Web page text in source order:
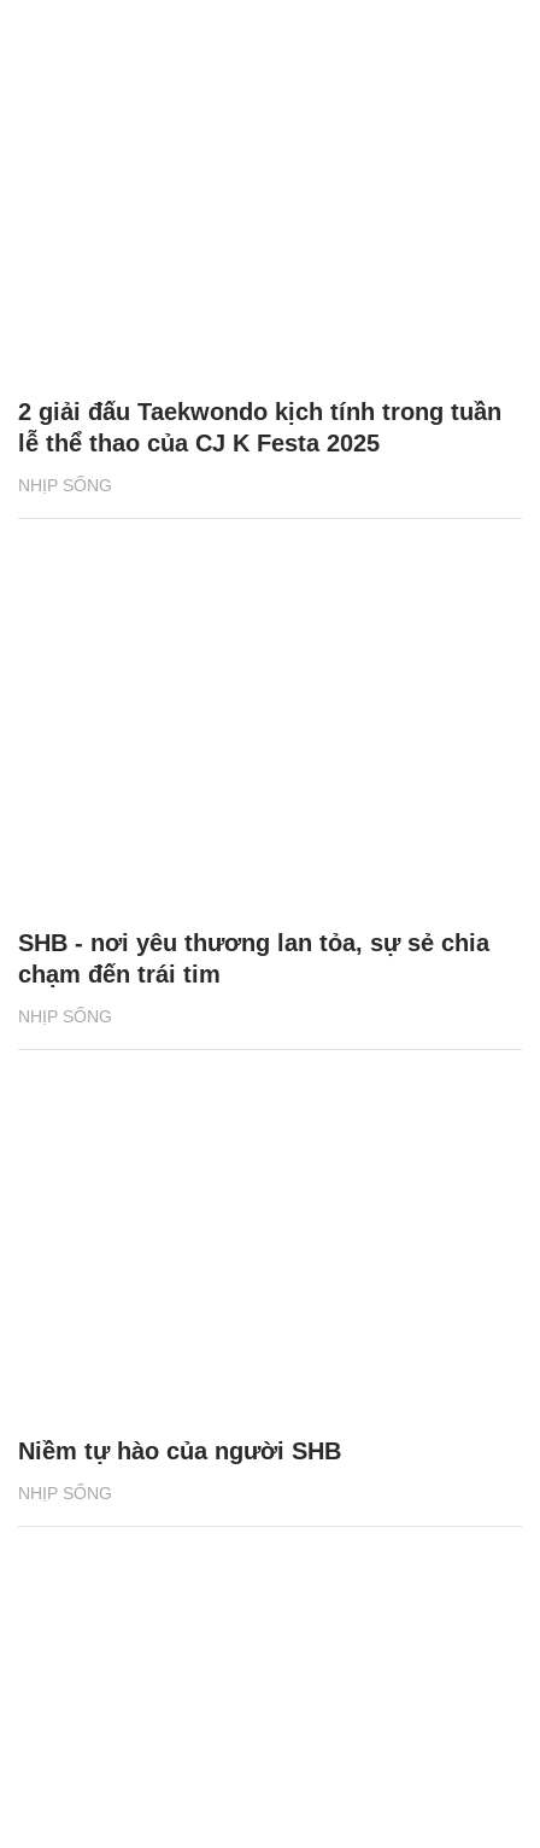
NHỊP SỐNG
2 giải đấu Taekwondo kịch tính trong tuần
lễ thể thao của CJ K Festa 2025
NHỊP SỐNG
SHB - nơi yêu thương lan tỏa, sự sẻ chia
chạm đến trái tim
NHỊP SỐNG
Niềm tự hào của người SHB